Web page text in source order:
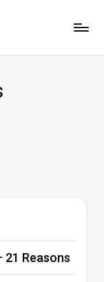
21 Reasons